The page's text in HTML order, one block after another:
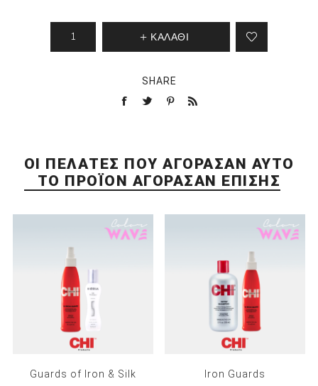
ΚΑΛΑΘΙ
SHARE
ΟΙ ΠΕΛΆΤΕΣ ΠΟΥ ΑΓΌΡΑΣΑΝ ΑΥΤΌ
ΤΟ ΠΡΟΪΌΝ ΑΓΌΡΑΣΑΝ ΕΠΊΣΗΣ
Guards of Iron & Silk
Iron Guards